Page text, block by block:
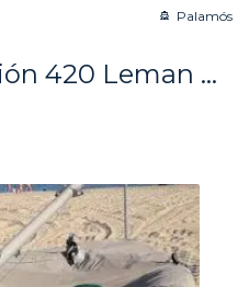
Palamós
Vendo Embarcación 420 Leman Sport Vela Ligera en Perfecto Estado